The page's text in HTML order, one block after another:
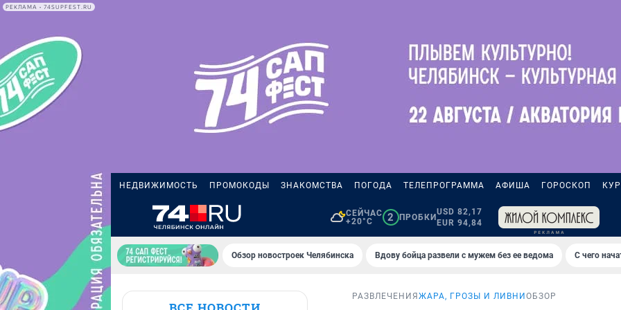
РЕКЛАМА • 74SUPFEST.RU
НЕДВИЖИМОСТЬ ПРОМОКОДЫ ЗНАКОМСТВА ПОГОДА ТЕЛЕПРОГРАММА АФИША ГОРОСКОП
СЕЙЧАС
+20°C
2 ПРОБКИ
USD 82,17
EUR 94,84
Обзор новостроек Челябинска Вдову бойца развели с мужем без ее ведома С чего
РАЗВЛЕЧЕНИЯ ЖАРА, ГРОЗЫ И ЛИВНИ ОБЗОР